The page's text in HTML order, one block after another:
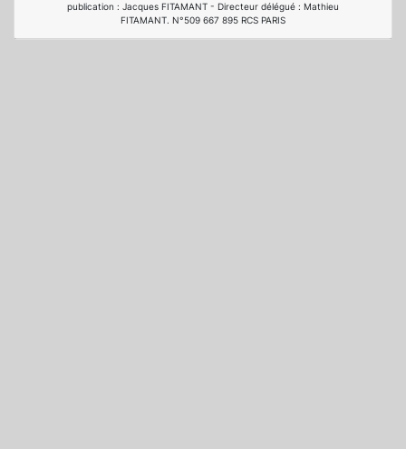
publication : Jacques FITAMANT - Directeur délégué : Mathieu
FITAMANT. N°509 667 895 RCS PARIS